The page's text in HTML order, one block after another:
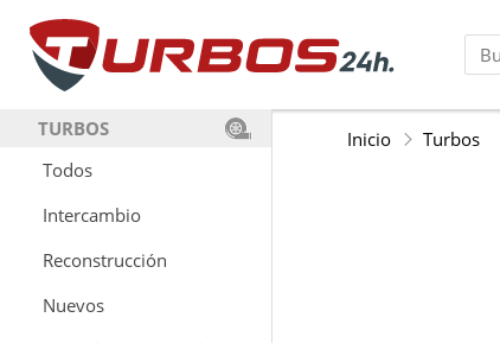
TURBOS
Todos
Intercambio
Reconstrucción
Nuevos
Inicio Turbos